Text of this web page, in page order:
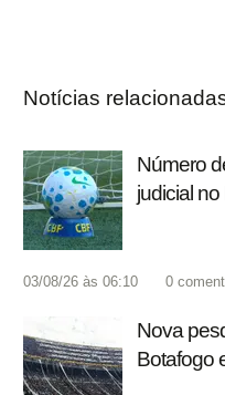
Notícias
Número
judicial
03/08/26 às 06:10 0
Nova
Botafogo